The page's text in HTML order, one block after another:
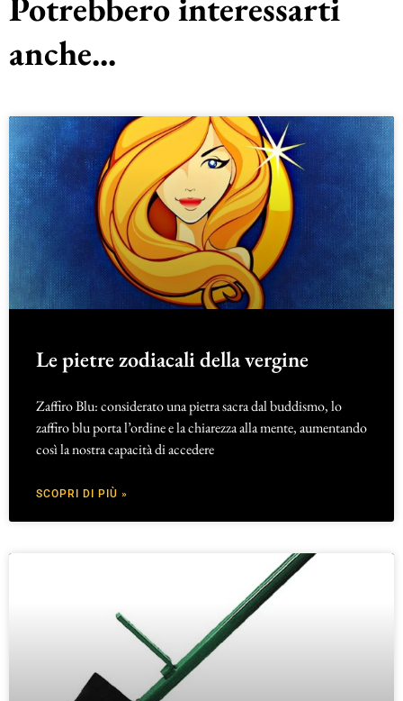
anche...
Le pietre zodiacali della vergine
Zaffiro Blu: considerato una pietra sacra dal buddismo, lo
zaffiro blu porta l’ordine e la chiarezza alla mente, aumentando
così la nostra capacità di accedere
SCOPRI DI PIÙ »